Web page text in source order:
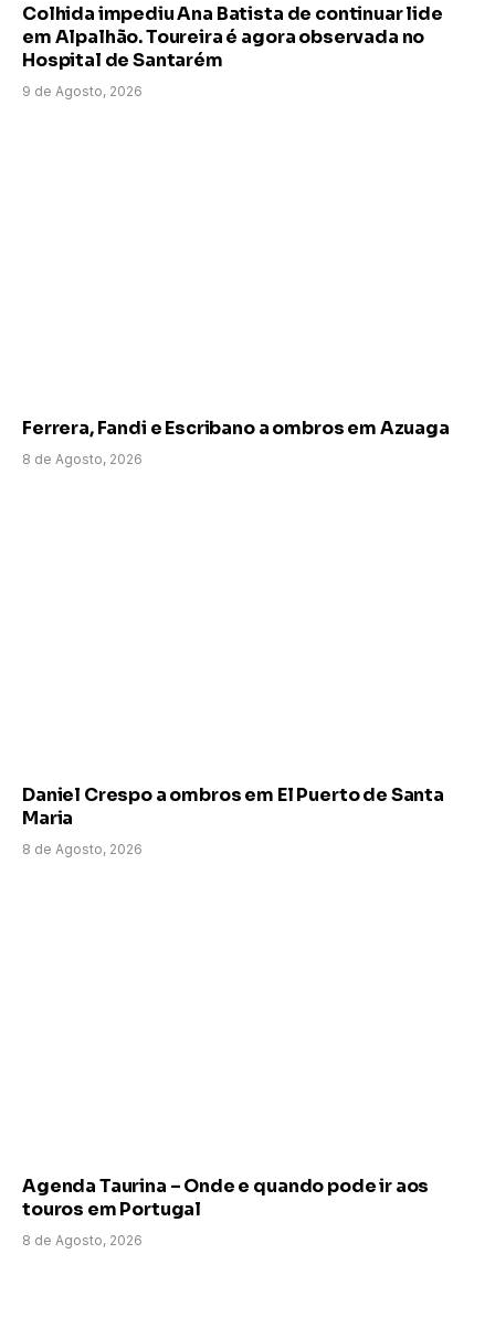
Colhida impediu Ana Batista de continuar lide
em Alpalhão. Toureira é agora observada no
Hospital de Santarém
9 de Agosto, 2026
Ferrera, Fandi e Escribano a ombros em Azuaga
8 de Agosto, 2026
Daniel Crespo a ombros em El Puerto de Santa
Maria
8 de Agosto, 2026
Agenda Taurina – Onde e quando pode ir aos
touros em Portugal
8 de Agosto, 2026